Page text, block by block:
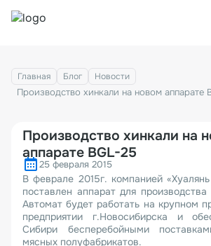
Главная Блог Новости
Производство хинкали на новом аппарате
Производство хинкали на
аппарате BGL-25
25 февраля 2015
В феврале 2015г. компанией
поставлен аппарат для
Автомат будет работать на крупном
предприятии г.Новосибирска и
Сибири бесперебойными
мясных полуфабрикатов.